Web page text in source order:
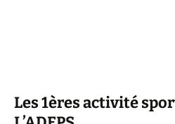
Les 1ères activité